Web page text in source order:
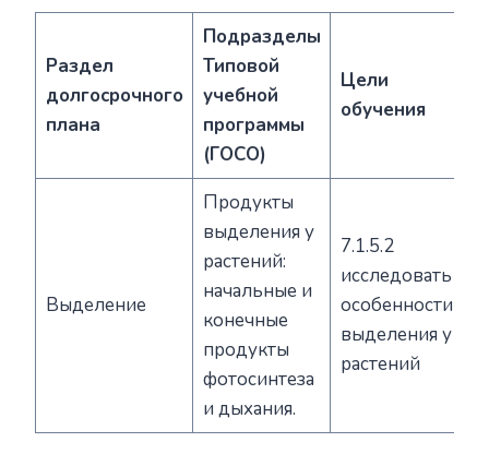
Раздел
долгосрочного
плана
Подразделы
Типовой
учебной
программы
(ГОСО)
Цели
обучения
Выделение
Продукты
выделения у
растений:
начальные и
конечные
продукты
фотосинтеза
и дыхания.
7.1.5.2
исследовать
особенности
выделения у
растений